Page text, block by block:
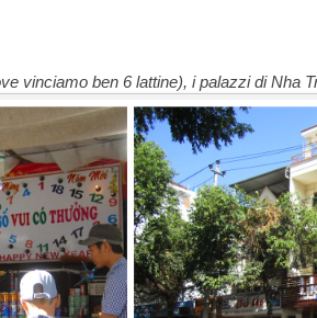
vinciamo ben 6 lattine), i palazzi di Nha